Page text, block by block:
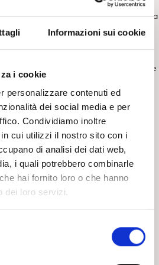
Informazioni sui cookie
i cookie
personalizzare contenuti ed
dei social media e per
Condividiamo inoltre
cui utilizzi il nostro sito con i
di analisi dei dati web,
i quali potrebbero combinarle
hai fornito loro o che hanno
dei loro servizi.
per cui lo sviluppo infantile avviene nella
(o devota) tende intuitivamente ad
ponendo l’oggetto (il seno) esattamente
immaginato di trovarlo.
bene il bambino deve avere l’illusione
sua creazione soggettiva
tra oggetto creato e oggetto
allo sviluppo, la funzione della
il bambino. La madre dà
dettate dalla realtà facendo di
è la manifestazione
di sviluppo e testimonia perciò la